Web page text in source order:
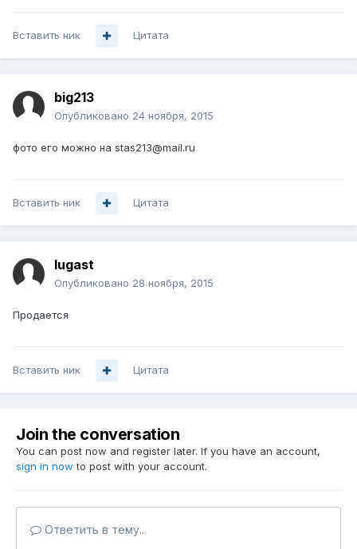
Вставить ник Цитата
big213
Опубликовано 24 ноября, 2015
фото его можно на stas213@mail.ru
Вставить ник Цитата
lugast
Опубликовано 28 ноября, 2015
Продается
Вставить ник Цитата
Join the conversation
You can post now and register later. If you have an account,
sign in now to post with your account.
Ответить в тему...